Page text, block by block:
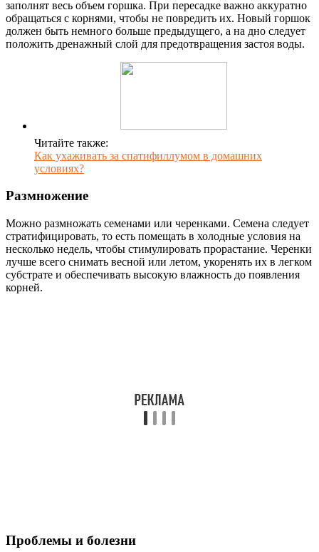
заполнят весь объем горшка. При пересадке важно аккуратно
обращаться с корнями, чтобы не повредить их. Новый горшок
должен быть немного больше предыдущего, а на дно следует
положить дренажный слой для предотвращения застоя воды.
Читайте также:
Как ухаживать за спатифиллумом в домашних
условиях?
Размножение
Можно размножать семенами или черенками. Семена следует
стратифицировать, то есть помещать в холодные условия на
несколько недель, чтобы стимулировать прорастание. Черенки
лучше всего снимать весной или летом, укоренять их в легком
субстрате и обеспечивать высокую влажность до появления
корней.
Проблемы и болезни